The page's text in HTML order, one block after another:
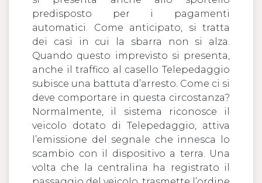
predisposto per i pagamenti
automatici. Come anticipato, si tratta
dei casi in cui la sbarra non si alza.
Quando questo imprevisto si presenta,
anche il traffico al casello Telepedaggio
subisce una battuta d’arresto. Come ci si
deve comportare in questa circostanza?
Normalmente, il sistema riconosce il
veicolo dotato di Telepedaggio, attiva
l’emissione del segnale che innesca lo
scambio con il dispositivo a terra. Una
volta che la centralina ha registrato il